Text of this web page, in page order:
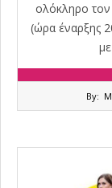
ολόκληρο
(ώρα έναρξης
By: